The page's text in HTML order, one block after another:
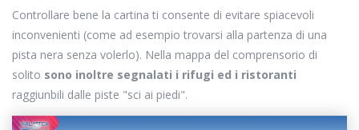
Controllare bene la cartina ti consente di evitare spiacevoli
inconvenienti (come ad esempio trovarsi alla partenza di una
pista nera senza volerlo). Nella mappa del comprensorio di
solito sono inoltre segnalati i rifugi ed i ristoranti
raggiunbili dalle piste "sci ai piedi".